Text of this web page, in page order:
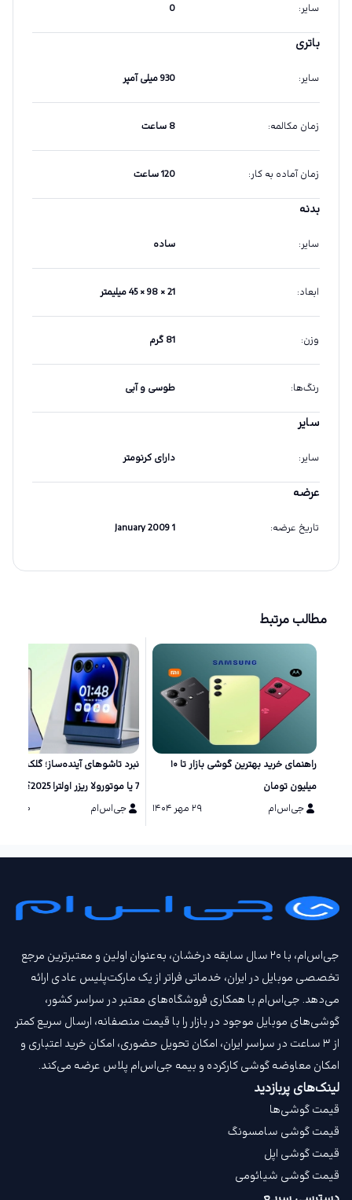
سایر:
0
باتری
سایر: 930 میلی آمپر
زمان مکالمه: 8 ساعت
زمان آماده به کار: 120 ساعت
بدنه
سایر: ساده
ابعاد: 21 × 98 × 45 میلیمتر
وزن: 81 گرم
رنگ‌ها: طوسی و آبی
سایر
سایر: دارای کرنومتر
عرضه
تاریخ عرضه:
1 January 2009
مطالب مرتبط
راهنمای خرید بهترین گوشی بازار تا ۱۰
میلیون تومان
جی‌اس‌ام
۲۹ مهر ۱۴۰۴
نبرد تاشو‌های آینده‌ساز؛ گلکسی زد
7 یا موتورولا ریزر اولترا 2025؟
جی‌اس‌ام
۲۰ مرداد ۱۴۰۴
جی‌اس‌ام، با ۲۰ سال سابقه درخشان، به‌عنوان اولین و معتبرترین مرجع
تخصصی موبایل در ایران، خدماتی فراتر از یک مارکت‌پلیس عادی ارائه
می‌دهد. جی‌اس‌ام با همکاری فروشگاه‌های معتبر در سراسر کشور،
گوشی‌های موبایل موجود در بازار را با قیمت‌ منصفانه، ارسال سریع کمتر
از ۳ ساعت در سراسر ایران، امکان تحویل حضوری، امکان خرید اعتباری و
امکان معاوضه گوشی کارکرده و بیمه جی‌اس‌ام‌ پلاس عرضه می‌کند.
لینک‌های پربازدید
قیمت گوشی‌ها
قیمت گوشی سامسونگ
قیمت گوشی اپل
قیمت گوشی شیائومی